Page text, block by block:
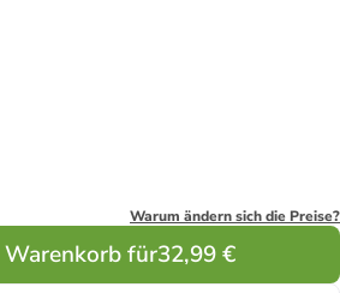
Warum ändern sich die Preise?
Warenkorb für32,99 €